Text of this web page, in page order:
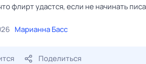
флирт удастся, если не начинать
Марианна Басс
Поделиться